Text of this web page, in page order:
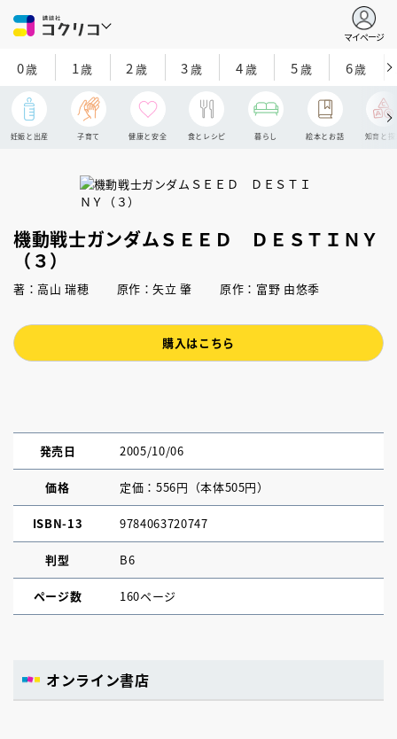
マイページ
0歳 1歳 2 歳 3歳 4歳 5歳 6歳
妊娠と出産 子育て 健康と安全 食とレシピ 暮らし 絵本とお話 知育と探
機動戦士ガンダムＳＥＥＤ ＤＥＳＴＩＮＹ
（３）
著：高山 瑞穂 原作：矢立 肇 原作：富野 由悠季
購入はこちら
発売日 2005/10/06
価格 定価：556円（本体505円）
ISBN-13 9784063720747
判型 B6
ページ数 160ページ
オンライン書店